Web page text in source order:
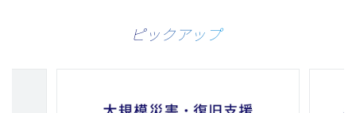
ピックアップ